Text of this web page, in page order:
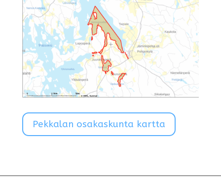
Pekkalan osakaskunta kartta